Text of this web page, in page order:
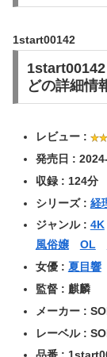
1start00142
どの詳細情
レビュー :
発売日 :
収録 : 124分
シリーズ : 経
ジャンル : 4K
風俗嬢
OL
女優 : 夏目響
監督 : 麒麟
メーカー :
レーベル :